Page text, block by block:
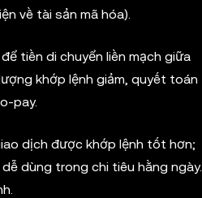
về tài sản mã hóa).
tiền di chuyển liền mạch giữa
khớp lệnh giảm, quyết toán
pay.
dịch được khớp lệnh tốt hơn;
dùng trong chi tiêu hằng ngày.